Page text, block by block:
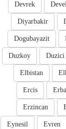
Devrek
Diyarbakir
Dogubayazit
Duzici
Duzkoy
Elbistan
Ercis
Erzincan
Evren
Eynesil